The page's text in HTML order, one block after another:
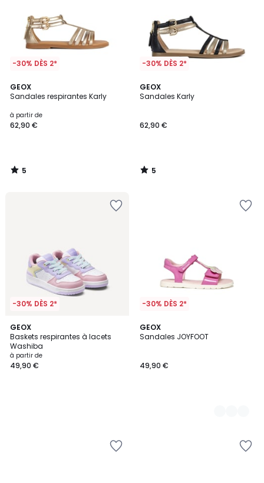
-30% DÈS 2*
GEOX
Sandales respirantes Karly
à partir de
62,90 €
5
/
5
/
-30% DÈS 2*
GEOX
Sandales Karly
62,90 €
5
/
5
/
-30% DÈS 2*
GEOX
Baskets respirantes à lacets
Washiba
à partir de
49,90 €
-30% DÈS 2*
GEOX
Sandales JOYFOOT
49,90 €
2
Couleurs